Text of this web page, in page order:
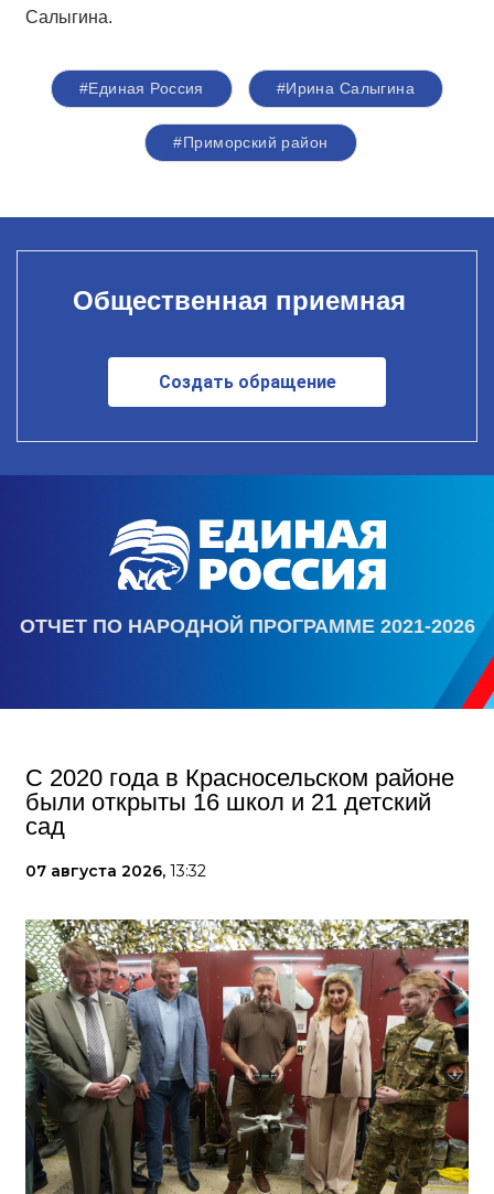
Салыгина.
#Единая Россия #Ирина Салыгина
#Приморский район
Общественная приемная
Создать обращение
ОТЧЕТ ПО НАРОДНОЙ ПРОГРАММЕ 2021-2026
С 2020 года в Красносельском районе
были открыты 16 школ и 21 детский
сад
07 августа 2026, 13:32